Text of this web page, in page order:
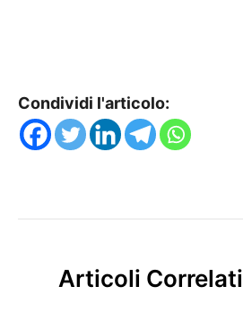
Condividi l'articolo:
Articoli Correlati